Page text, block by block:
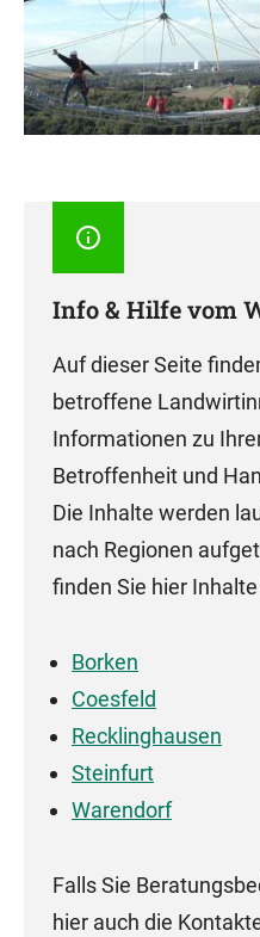
Info & Hilfe vom
Auf dieser Seite
betroffene
Informationen zu
Betroffenheit und
Die Inhalte werden
nach Regionen
finden Sie hier
Borken
Coesfeld
Recklinghausen
Steinfurt
Warendorf
Falls Sie
hier auch die